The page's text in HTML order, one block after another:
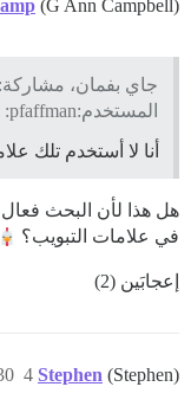
(G Ann Campbell)
المستخدم:pfaffman:
أنا لا أستخدم تلك
هل هذا لأن البحث فعال
في علامات التبويب؟
إعجابَين (2)
Stephen (Stephen) 30 نوفمبر 4